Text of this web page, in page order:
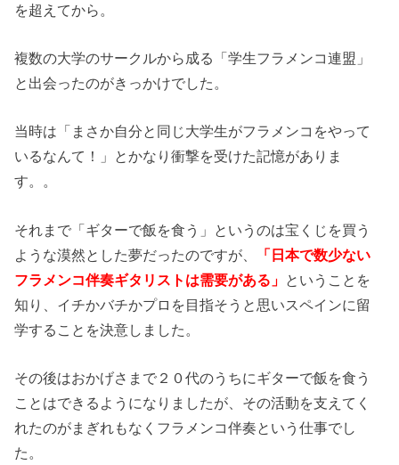
を超えてから。
複数の大学のサークルから成る「学生フラメンコ連盟」
と出会ったのがきっかけでした。
当時は「まさか自分と同じ大学生がフラメンコをやって
いるなんて！」とかなり衝撃を受けた記憶がありま
す。。
それまで「ギターで飯を食う」というのは宝くじを買う
ような漠然とした夢だったのですが、
「日本で数少ない
フラメンコ伴奏ギタリストは需要がある」 ということを
知り、イチかバチかプロを目指そうと思いスペインに留
学することを決意しました。
その後はおかげさまで２０代のうちにギターで飯を食う
ことはできるようになりましたが、その活動を支えてく
れたのがまぎれもなくフラメンコ伴奏という仕事でし
た。